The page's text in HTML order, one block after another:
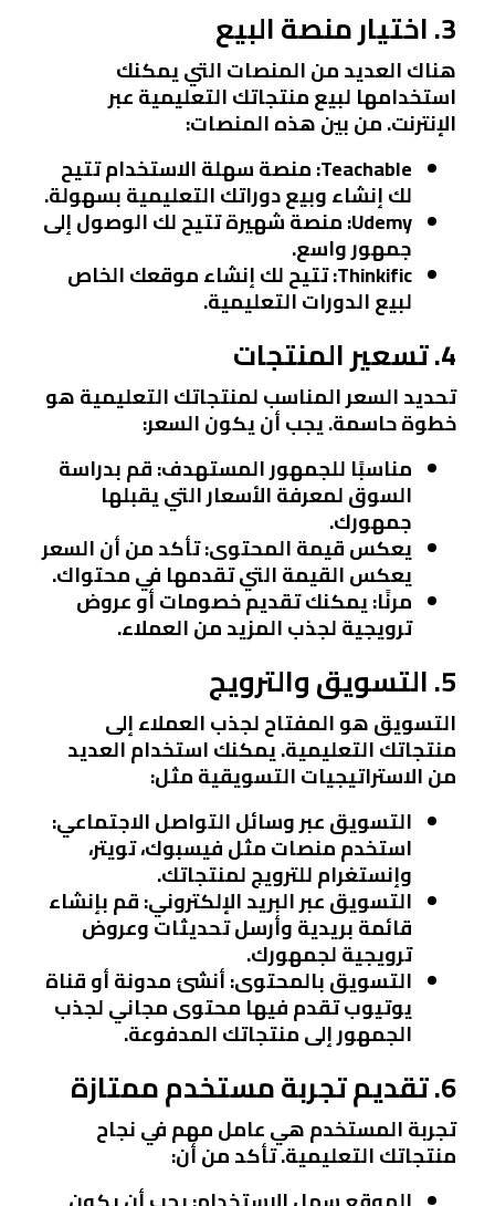
3. اختيار منصة البيع
هناك العديد من المنصات التي يمكنك
استخدامها لبيع منتجاتك التعليمية عبر
الإنترنت. من بين هذه المنصات:
Teachable: منصة سهلة الاستخدام تتيح
لك إنشاء وبيع دوراتك التعليمية بسهولة.
Udemy: منصة شهيرة تتيح لك الوصول إلى
جمهور واسع.
Thinkific: تتيح لك إنشاء موقعك الخاص
لبيع الدورات التعليمية.
4. تسعير المنتجات
تحديد السعر المناسب لمنتجاتك التعليمية هو
خطوة حاسمة. يجب أن يكون السعر:
مناسبًا للجمهور المستهدف: قم بدراسة
السوق لمعرفة الأسعار التي يقبلها
جمهورك.
يعكس قيمة المحتوى: تأكد من أن السعر
يعكس القيمة التي تقدمها في محتواك.
مرنًا: يمكنك تقديم خصومات أو عروض
ترويجية لجذب المزيد من العملاء.
5. التسويق والترويج
التسويق هو المفتاح لجذب العملاء إلى
منتجاتك التعليمية. يمكنك استخدام العديد
من الاستراتيجيات التسويقية مثل:
التسويق عبر وسائل التواصل الاجتماعي:
استخدم منصات مثل فيسبوك، تويتر،
وإنستغرام للترويج لمنتجاتك.
التسويق عبر البريد الإلكتروني: قم بإنشاء
قائمة بريدية وأرسل تحديثات وعروض
ترويجية لجمهورك.
التسويق بالمحتوى: أنشئ مدونة أو قناة
يوتيوب تقدم فيها محتوى مجاني لجذب
الجمهور إلى منتجاتك المدفوعة.
6. تقديم تجربة مستخدم ممتازة
تجربة المستخدم هي عامل مهم في نجاح
منتجاتك التعليمية. تأكد من أن: